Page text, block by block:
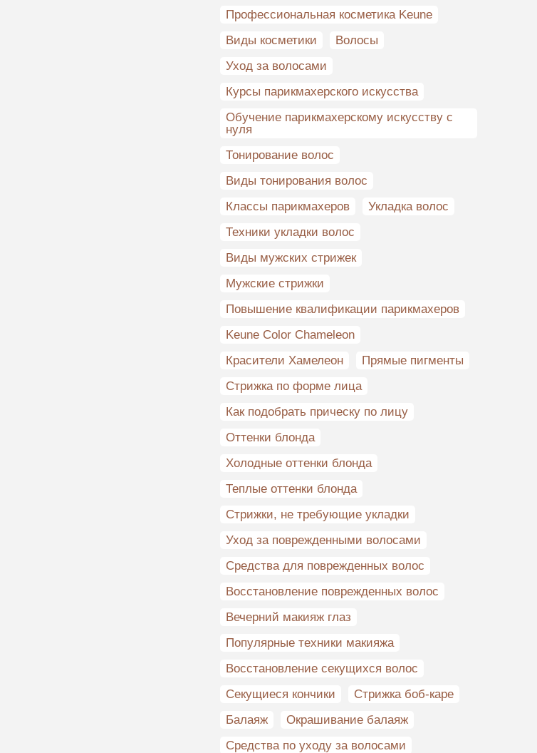
Профессиональная косметика Keune
Виды косметики
Волосы
Уход за волосами
Курсы парикмахерского искусства
Обучение парикмахерскому искусству с
нуля
Тонирование волос
Виды тонирования волос
Классы парикмахеров
Укладка волос
Техники укладки волос
Виды мужских стрижек
Мужские стрижки
Повышение квалификации парикмахеров
Keune Color Chameleon
Красители Хамелеон
Прямые пигменты
Стрижка по форме лица
Как подобрать прическу по лицу
Оттенки блонда
Холодные оттенки блонда
Теплые оттенки блонда
Стрижки, не требующие укладки
Уход за поврежденными волосами
Cредства для поврежденных волос
Восстановление поврежденных волос
Вечерний макияж глаз
Популярные техники макияжа
Восстановление секущихся волос
Секущиеся кончики
Стрижка боб-каре
Балаяж
Окрашивание балаяж
Средства по уходу за волосами